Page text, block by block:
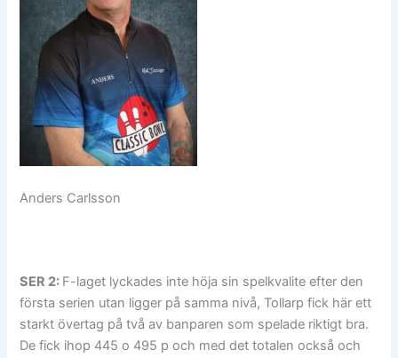
Anders Carlsson
SER 2: F-laget lyckades inte höja sin spelkvalite efter den
första serien utan ligger på samma nivå, Tollarp fick här ett
starkt övertag på två av banparen som spelade riktigt bra.
De fick ihop 445 o 495 p och med det totalen också och